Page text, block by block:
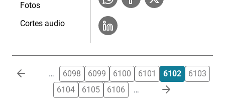
Fotos
Cortes audio
Paginación … 6098 6099 6100 6101 6102
6103
6104
6105 6106 …